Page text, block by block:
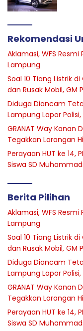
Rekomendasi
Aklamasi, WFS
Lampung
Soal 10 Tiang Listrik
dan Rusak Mobil, GM
Diduga Diancam
Lampung Lapor
GRANAT Way Kanan
Tegakkan Larangan
Perayaan HUT ke 14,
Siswa SD
Berita Pilihan
Aklamasi, WFS
Lampung
Soal 10 Tiang Listrik
dan Rusak Mobil, GM
Diduga Diancam
Lampung Lapor
GRANAT Way Kanan
Tegakkan Larangan
Perayaan HUT ke 14,
Siswa SD